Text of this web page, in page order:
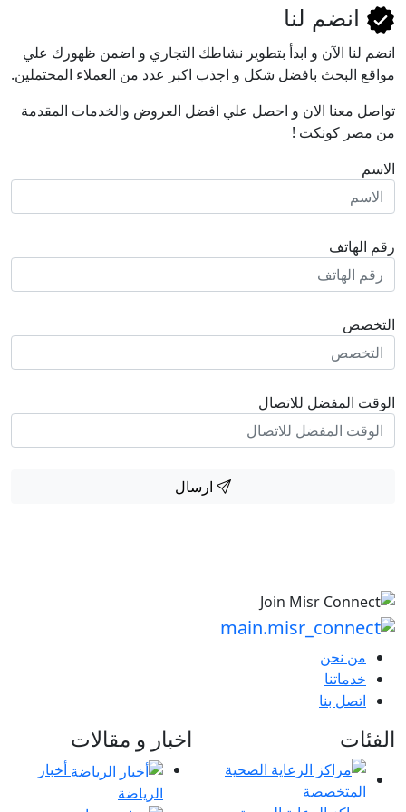
انضم لنا
انضم لنا اﻵن و ابدأ بتطوير نشاطك التجاري و اضمن ظهورك علي
مواقع البحث بافضل شكل و اجذب اكبر عدد من العملاء المحتملين.
تواصل معنا الان و احصل علي افضل العروض والخدمات المقدمة
من مصر كونكت !
الاسم
رقم الهاتف
التخصص
الوقت المفضل للاتصال
ارسال
من نحن
خدماتنا
اتصل بنا
الفئات اخبار و مقالات
أخبار
الرياضة